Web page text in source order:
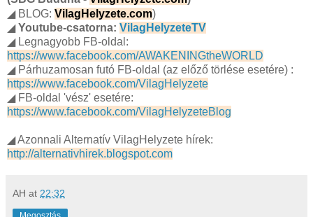
◢ BLOG: VilagHelyzete.com)
◢Youtube-csatorna: VilagHelyzeteTV
◢ Legnagyobb FB-oldal:
https://www.facebook.com/AWAKENINGtheWORLD
◢ Párhuzamosan futó FB-oldal (az előző törlése esetére) :
https://www.facebook.com/VilagHelyzete
◢ FB-oldal 'vész' esetére:
https://www.facebook.com/VilagHelyzeteBlog
◢ Azonnali Alternatív VilagHelyzete hírek:
http://alternativhirek.blogspot.com
AH at 22:32